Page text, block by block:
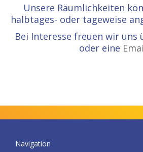
Unsere Räumlichkeiten
halbtages- oder tageweise
Bei Interesse freuen wir uns
oder eine
Navigation